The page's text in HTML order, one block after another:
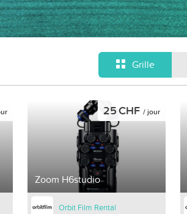
Grille
Zoom H6studio
25 CHF / jour
Orbit Film Rental